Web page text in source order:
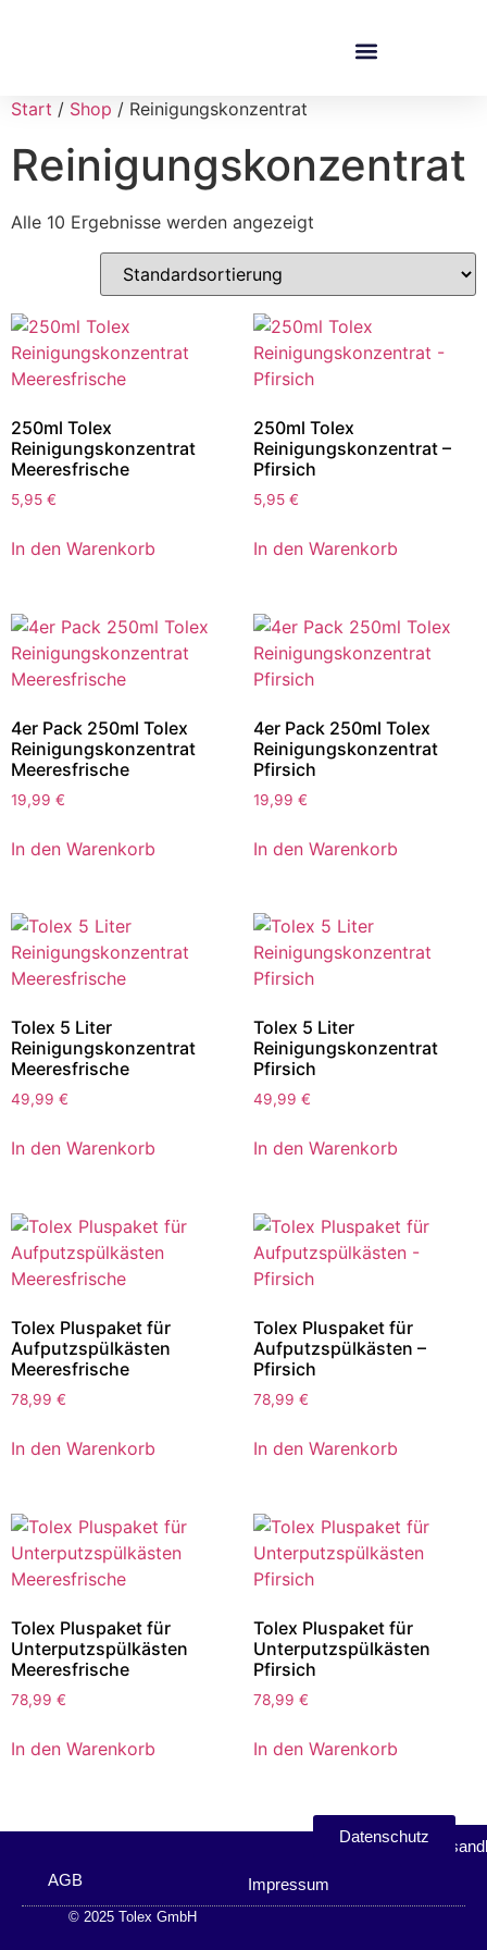
Start / Shop / Reinigungskonzentrat
Reinigungskonzentrat
Alle 10 Ergebnisse werden angezeigt
250ml Tolex
Reinigungskonzentrat
Meeresfrische
5,95 €
In den Warenkorb
250ml Tolex
Reinigungskonzentrat –
Pfirsich
5,95 €
In den Warenkorb
4er Pack 250ml Tolex
Reinigungskonzentrat
Meeresfrische
19,99 €
In den Warenkorb
4er Pack 250ml Tolex
Reinigungskonzentrat
Pfirsich
19,99 €
In den Warenkorb
Tolex 5 Liter
Reinigungskonzentrat
Meeresfrische
49,99 €
In den Warenkorb
Tolex 5 Liter
Reinigungskonzentrat
Pfirsich
49,99 €
In den Warenkorb
Tolex Pluspaket für
Aufputzspülkästen
Meeresfrische
78,99 €
In den Warenkorb
Tolex Pluspaket für
Aufputzspülkästen –
Pfirsich
78,99 €
In den Warenkorb
Tolex Pluspaket für
Unterputzspülkästen
Meeresfrische
78,99 €
In den Warenkorb
Tolex Pluspaket für
Unterputzspülkästen
Pfirsich
78,99 €
In den Warenkorb
AGB Impressum
Datenschutz
© 2025 Tolex GmbH